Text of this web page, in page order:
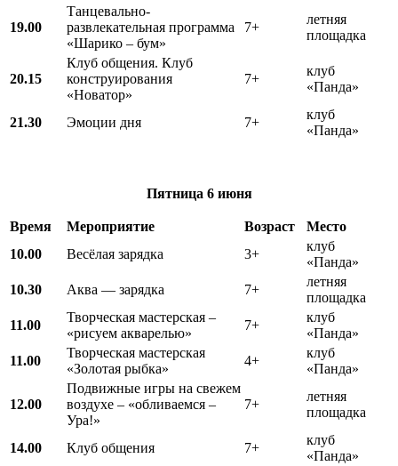
19.00
Танцевально-
развлекательная программа
«Шарико – бум»
7+
летняя
площадка
20.15
Клуб общения. Клуб
конструирования
«Новатор»
7+
клуб
«Панда»
21.30 Эмоции дня 7+
клуб
«Панда»
Пятница 6 июня
Время Мероприятие Возраст
Место
10.00
Весёлая зарядка 3+
клуб
«Панда»
10.30
Аква — зарядка 7+
летняя
площадка
11.00
Творческая мастерская –
«рисуем акварелью»
7+
клуб
«Панда»
11.00
Творческая мастерская
«Золотая рыбка»
4+
клуб
«Панда»
12.00
Подвижные игры на свежем
воздухе – «обливаемся –
Ура!»
7+
летняя
площадка
14.00 Клуб общения 7+
клуб
«Панда»